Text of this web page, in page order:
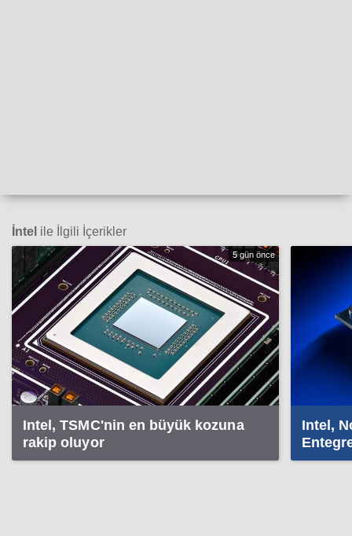
İntel ile İlgili İçerikler
5 gün önce
Intel, TSMC'nin en büyük kozuna
rakip oluyor
Intel,